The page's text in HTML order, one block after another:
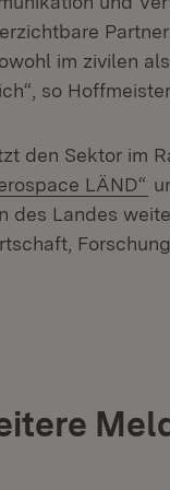
im zivilen
so
den Sektor im
LÄND“
des Landes